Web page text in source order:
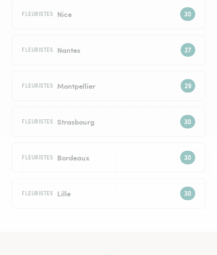
FLEURISTES Nice
FLEURISTES Nantes
FLEURISTES Montpellier
FLEURISTES Strasbourg
FLEURISTES Bordeaux
FLEURISTES Lille